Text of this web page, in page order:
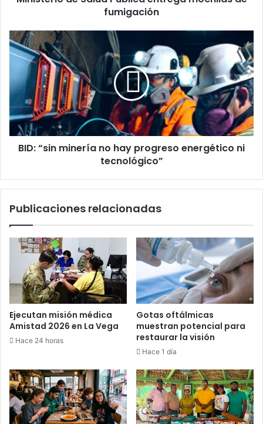
fumigación
BID:
“sin
minería
hay
progreso
energético
ni
tecnológico”
BID: “sin minería no hay progreso energético ni
tecnológico”
Publicaciones relacionadas
Ejecutan misión médica
Amistad 2026 en La Vega
Hace 24 horas
Gotas oftálmicas
muestran potencial para
restaurar la visión
Hace 1 día